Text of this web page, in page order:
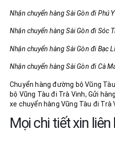
Nhận chuyển hàng Sài Gòn đi Phú
Nhận chuyển hàng Sài Gòn đi Sóc
Nhận chuyển hàng Sài Gòn đi Bạc
Nhận chuyển hàng Sài Gòn đi Cà
Chuyển hàng đường bộ Vũng
bộ Vũng Tàu đi Trà Vinh, Gửi
xe chuyển hàng Vũng Tàu đi Trà
Mọi chi tiết xin liên